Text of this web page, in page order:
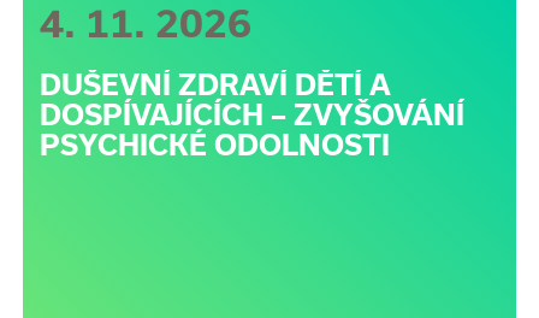
4. 11. 2026
DUŠEVNÍ ZDRAVÍ DĚTÍ A
DOSPÍVAJÍCÍCH – ZVYŠOVÁNÍ
PSYCHICKÉ ODOLNOSTI